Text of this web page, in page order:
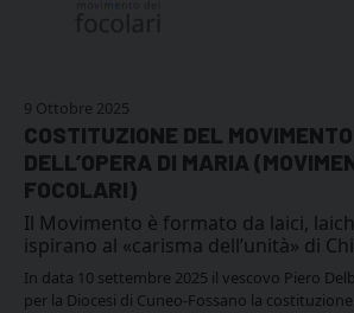
9 Ottobre 2025
COSTITUZIONE DEL
DELL’OPERA DI MARIA
FOCOLARI)
Il Movimento è formato da laici,
ispirano al «carisma dell’unità» di
In data 10 settembre 2025 il vescovo Piero
per la Diocesi di Cuneo-Fossano la